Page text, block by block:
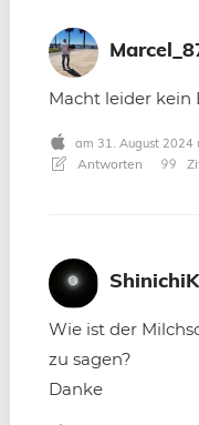
Macht leider kein
am 31. August 2024
Antworten
Wie ist der
zu sagen?
Danke